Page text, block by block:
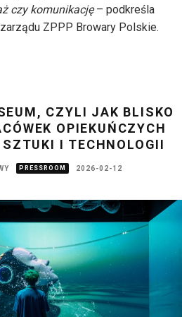
czy komunikację– podkreśla
ZPPP Browary Polskie.
CZYLI JAK BLISKO
OPIEKUŃCZYCH
SZTUKI I TECHNOLOGII
PRESSROOM 2026-02-12